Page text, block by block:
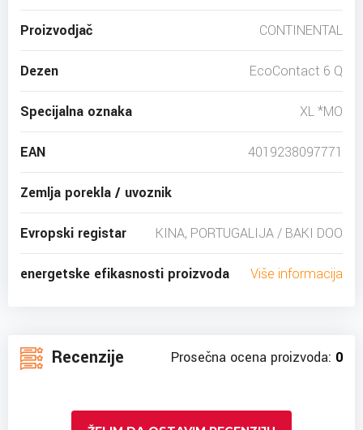
Proizvodjač CONTINENTAL
Dezen EcoContact 6 Q
Specijalna oznaka XL *MO
EAN 4019238097771
Zemlja porekla / uvoznik
KINA, PORTUGALIJA / BAKI DOO
Evropski registar
energetske efikasnosti proizvoda Više informacija
Recenzije Prosečna ocena proizvoda: 0